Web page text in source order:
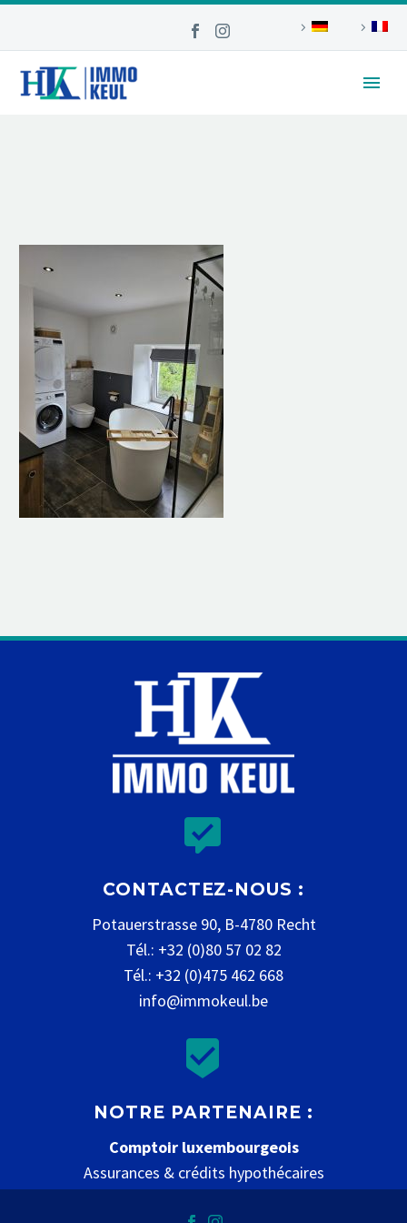


CONTACTEZ-NOUS :
Potauerstrasse 90, B-4780 Recht
Tél.: +32 (0)80 57 02 82
Tél.: +32 (0)475 462 668
info@immokeul.be


NOTRE PARTENAIRE :
Comptoir luxembourgeois
Assurances & crédits hypothécaires